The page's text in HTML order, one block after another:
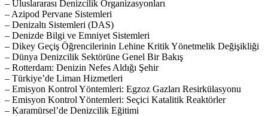
– Uluslararası Denizcilik Organizasyonları
– Azipod Pervane Sistemleri
– Denizaltı Sistemleri (DAS)
– Denizde Bilgi ve Emniyet Sistemleri
– Dikey Geçiş Öğrencilerinin Lehine Kritik Yönetmelik Değişikliği
– Dünya Denizcilik Sektörüne Genel Bir Bakış
– Rotterdam: Denizin Nefes Aldığı Şehir
– Türkiye’de Liman Hizmetleri
– Emisyon Kontrol Yöntemleri: Egzoz Gazları Resirkülasyonu
– Emisyon Kontrol Yöntemleri: Seçici Katalitik Reaktörler
– Karamürsel’de Denizcilik Eğitimi